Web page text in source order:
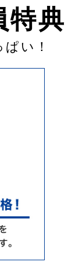
特典
い！